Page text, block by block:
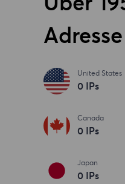
United States
0 IPs
Canada
0 IPs
Japan
0 IPs